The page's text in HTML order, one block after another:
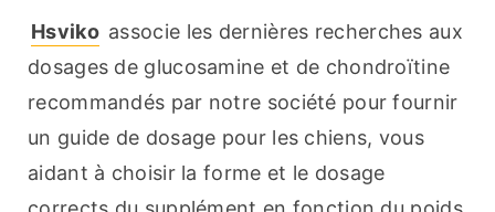
Hsviko associe les dernières recherches aux
dosages de glucosamine et de chondroïtine
recommandés par notre société pour fournir
un guide de dosage pour les chiens, vous
aidant à choisir la forme et le dosage